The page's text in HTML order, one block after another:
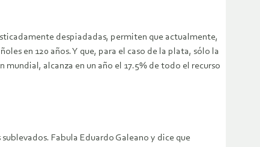
despiadadas, permiten que actualmente,
en 120 años. Y que, para el caso de la plata, sólo la
alcanza en un año el 17.5% de todo el recurso
Fabula Eduardo Galeano y dice que